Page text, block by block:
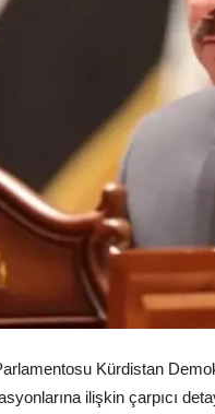
Kürdistan
ilişkin çarpıcı